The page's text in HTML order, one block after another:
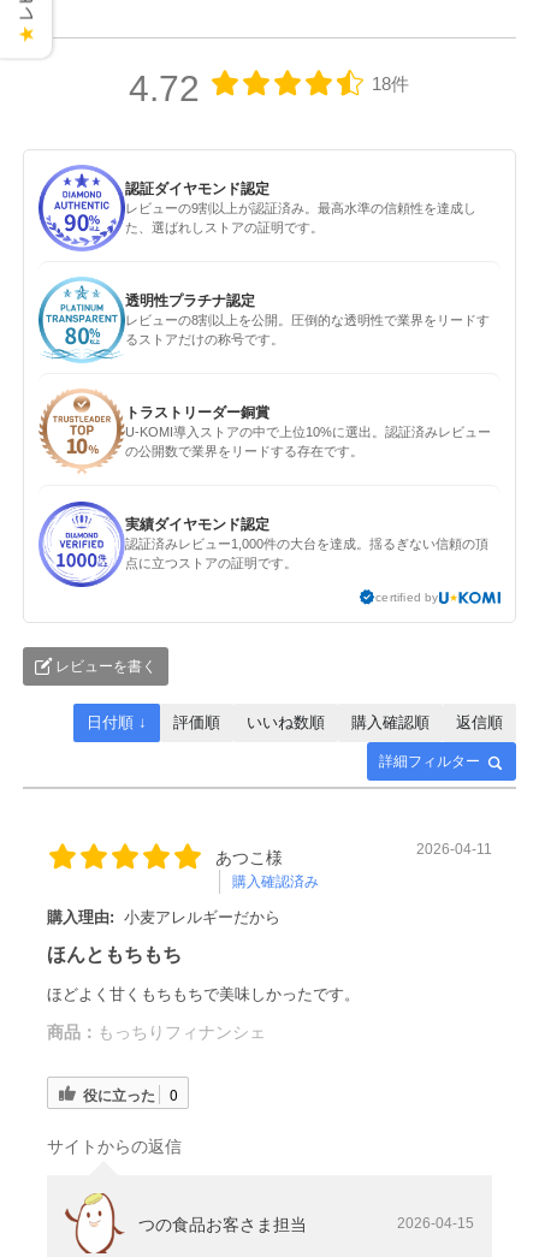
4.72 18件
認証ダイヤモンド認定
レビューの9割以上が認証済み。最高水準の信頼性を達成し
た、選ばれしストアの証明です。
透明性プラチナ認定
レビューの8割以上を公開。圧倒的な透明性で業界をリードす
るストアだけの称号です。
トラストリーダー銅賞
U-KOMI導入ストアの中で上位10%に選出。認証済みレビュー
の公開数で業界をリードする存在です。
実績ダイヤモンド認定
認証済みレビュー1,000件の大台を達成。揺るぎない信頼の頂
点に立つストアの証明です。
certified by
レビューを書く
詳細フィルター
日付順 ↓ 評価順 いいね数順 購入確認順 返信順
あつこ様
購入確認済み
2026-04-11
購入理由: 小麦アレルギーだから
ほんともちもち
ほどよく甘くもちもちで美味しかったです。
商品： もっちりフィナンシェ
役に立った 0
サイトからの返信
つの食品お客さま担当 2026-04-15
★